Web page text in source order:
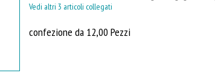
Vedi altri 3 articoli collegati
confezione da 12,00 Pezzi